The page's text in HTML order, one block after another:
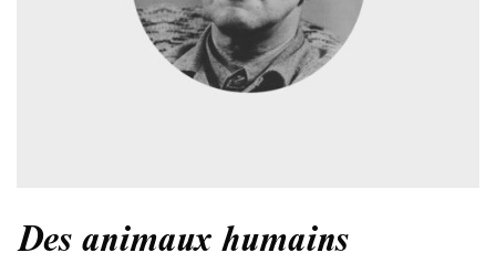
Des animaux humains